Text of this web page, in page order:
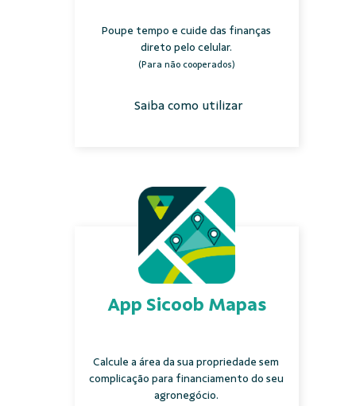
Poupe tempo e cuide das finanças
direto pelo celular.
(Para não cooperados)
Saiba como utilizar
App Sicoob Mapas
Calcule a área da sua propriedade sem
complicação para financiamento do seu
agronegócio.